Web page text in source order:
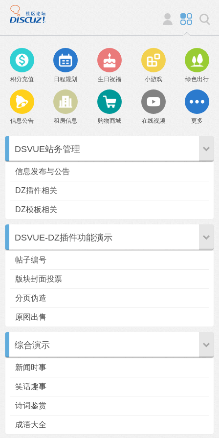
积分充值 日程规划 生日祝福 小游戏 绿色出行
信息公告 租房信息 购物商城 在线视频 更多
DSVUE站务管理
信息发布与公告
DZ插件相关
DZ模板相关
DSVUE-DZ插件功能演示
帖子编号
版块封面投票
分页伪造
原图出售
综合演示
新闻时事
笑话趣事
诗词鉴赏
成语大全